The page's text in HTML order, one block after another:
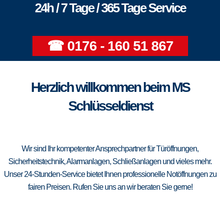
24h / 7 Tage / 365 Tage Service
☎ 0176 - 160 51 867
Herzlich willkommen beim MS
Schlüsseldienst
Wir sind Ihr kompetenter Ansprechpartner für Türöffnungen,
Sicherheitstechnik, Alarmanlagen, Schließanlagen und vieles mehr.
Unser 24-Stunden-Service bietet Ihnen professionelle Notöffnungen zu
fairen Preisen. Rufen Sie uns an wir beraten Sie gerne!